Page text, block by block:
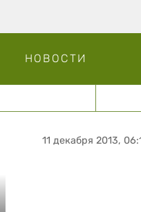
НОВОСТИ
11 декабря 2013,